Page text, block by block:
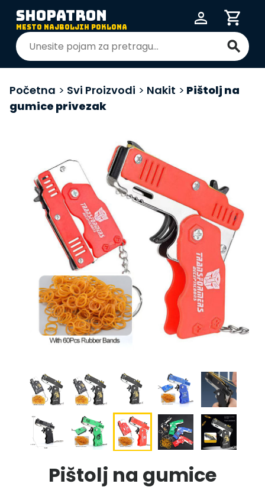
SHOPATRON
MESTO NAJBOLJIH POKLONA
search
person shopping_cart
Početna > Svi Proizvodi > Nakit > Pištolj na
gumice privezak
Pištolj na gumice